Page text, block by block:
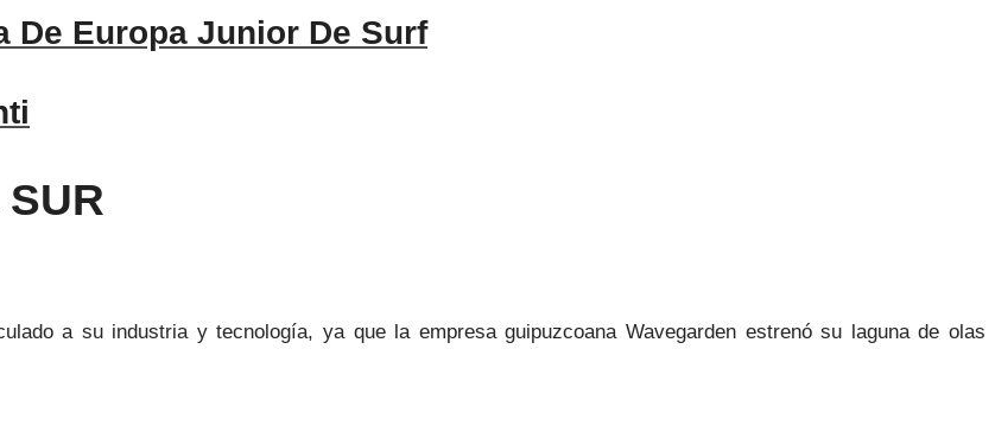
De Europa Junior De Surf
a su industria y tecnología, ya que la empresa guipuzcoana Wavegarden estrenó su laguna de olas